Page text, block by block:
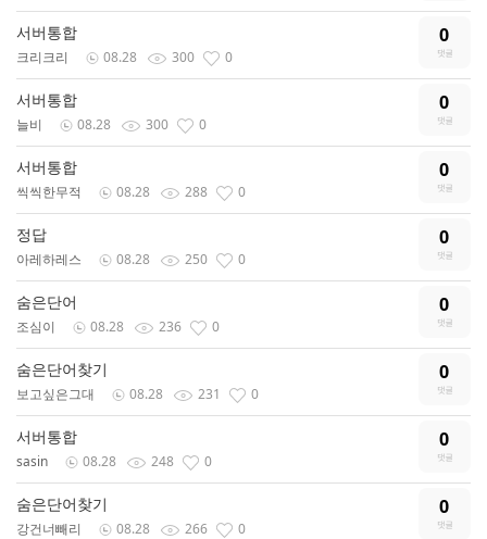
서버통합 0
크리크리 08.28 300 0
서버통합 0
늘비 08.28 300 0
서버통합 0
씩씩한무적 08.28 288 0
정답 0
아레하레스 08.28 250 0
숨은단어 0
조심이 08.28 236 0
숨은단어찾기 0
보고싶은그대 08.28 231 0
서버통합 0
sasin 08.28 248 0
숨은단어찾기 0
강건너빼리 08.28 266 0